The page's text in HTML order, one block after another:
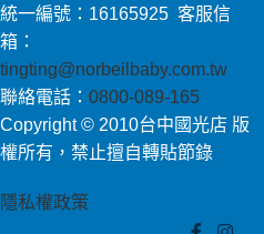
統一編號：16165925 客服信
箱：
tingting@norbeilbaby.com.tw
聯絡電話： 0800-089-165
Copyright © 2010台中國光店 版
權所有，禁止擅自轉貼節錄
隱私權政策